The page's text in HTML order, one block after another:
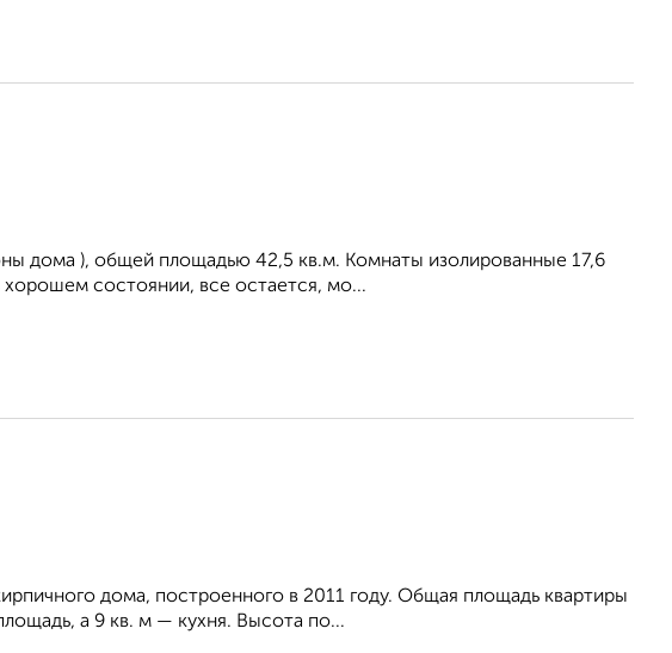
дома ), общей площадью 42,5 кв.м. Комнаты изолированные 17,6
хорошем состоянии, все остается, мо...
дома, построенного в 2011 году. Общая площадь квартиры
а 9 кв. м — кухня. Высота по...